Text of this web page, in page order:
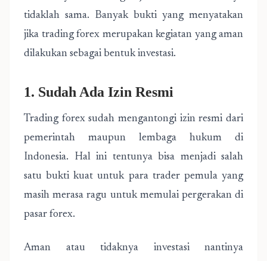
tidaklah sama. Banyak bukti yang menyatakan
jika trading forex merupakan kegiatan yang aman
dilakukan sebagai bentuk investasi.
1. Sudah Ada Izin Resmi
Trading forex sudah mengantongi izin resmi dari
pemerintah maupun lembaga hukum di
Indonesia. Hal ini tentunya bisa menjadi salah
satu bukti kuat untuk para trader pemula yang
masih merasa ragu untuk memulai pergerakan di
pasar forex.
Aman atau tidaknya investasi nantinya